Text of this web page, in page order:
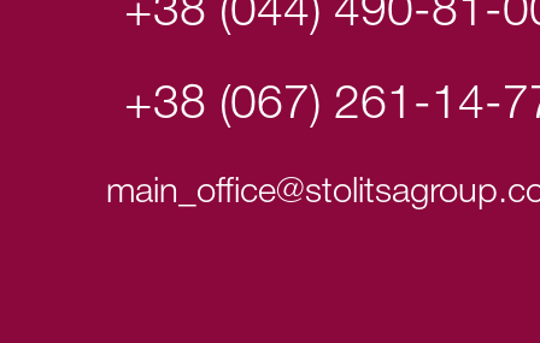
+38 (044) 490-81-
+38 (067) 261-14-